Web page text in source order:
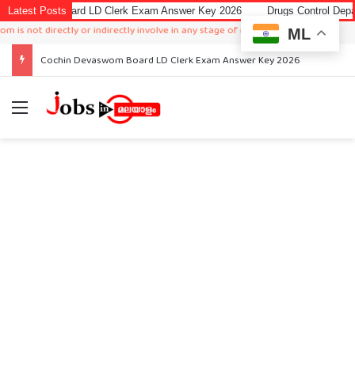
Latest Posts
Board LD Clerk Exam Answer Key 2026 Drugs Control Department
directly or indirectly involve in any stage of recruitment.
Cochin Devaswom Board LD Clerk Exam Answer Key 2026
Menu
ML